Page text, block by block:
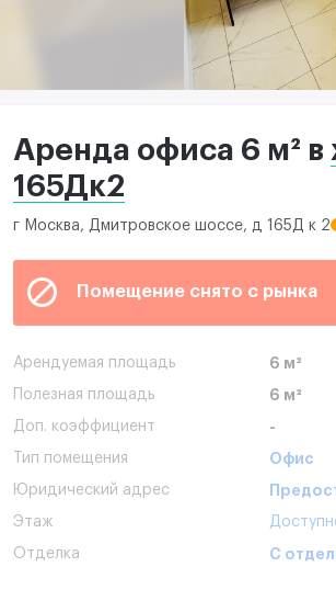
Аренда офиса 6 м² в
165Дк2
г Москва, Дмитровское шоссе, д 165Д к 2
Помещение снято с рынка
Арендуемая площадь 6 м²
Полезная площадь 6 м²
Доп. коэффициент -
Тип помещения Офис
Юридический адрес
Этаж
Отделка С